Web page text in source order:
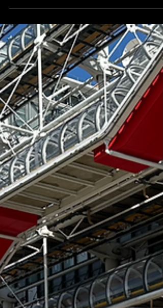
Le Cid de Corneille dans un
château gonflable!